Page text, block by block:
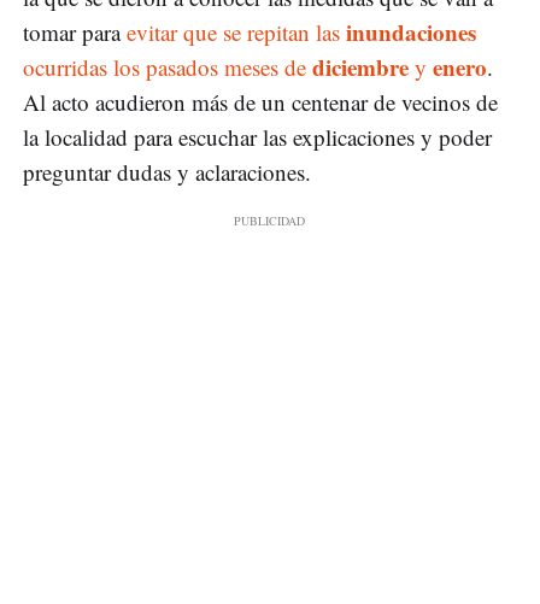
tomar paraevitar que se repitan las inundaciones
ocurridas los pasados meses de diciembre y enero.
Al acto acudieron más de un centenar de vecinos de
la localidad para escuchar las explicaciones y poder
preguntar dudas y aclaraciones.